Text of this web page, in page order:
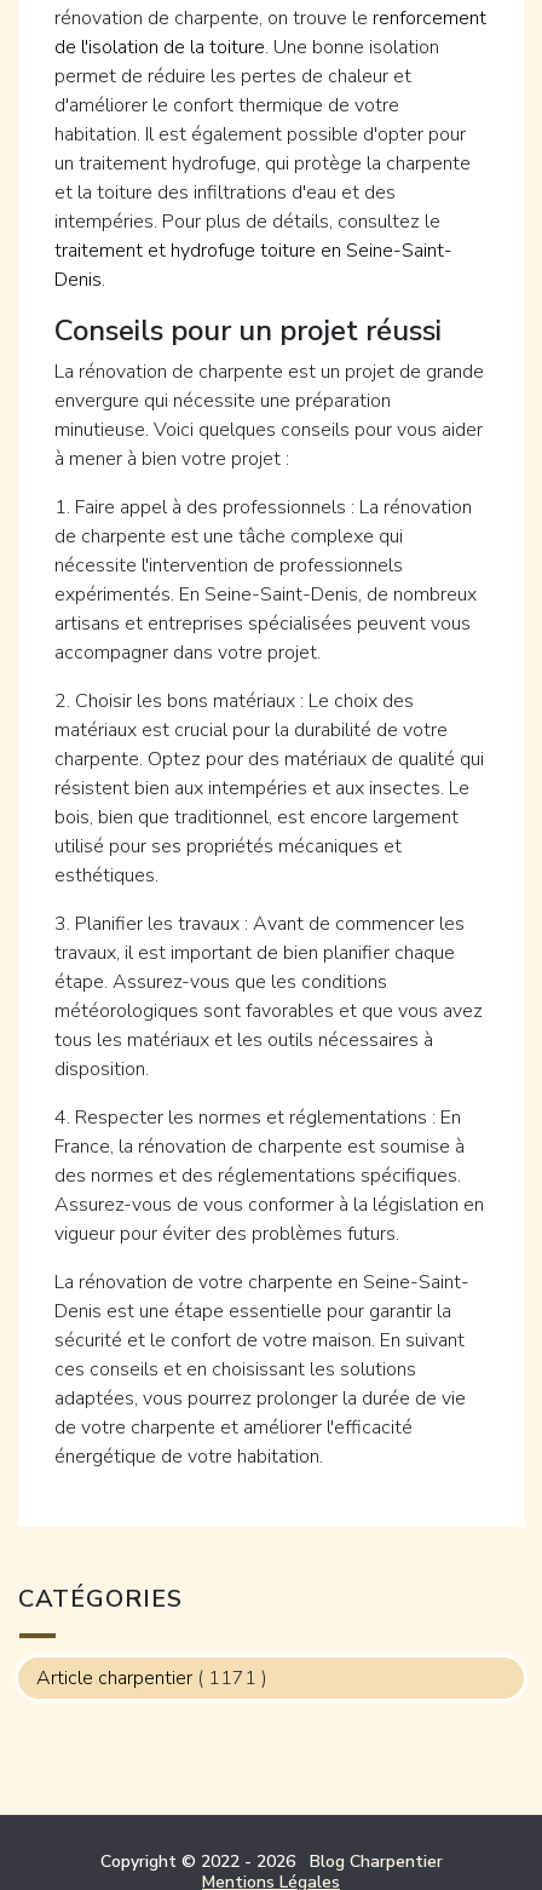
rénovation de charpente, on trouve le renforcement
de l'isolation de la toiture. Une bonne isolation
permet de réduire les pertes de chaleur et
d'améliorer le confort thermique de votre
habitation. Il est également possible d'opter pour
un traitement hydrofuge, qui protège la charpente
et la toiture des infiltrations d'eau et des
intempéries. Pour plus de détails, consultez le
traitement et hydrofuge toiture en Seine-Saint-
Denis.
Conseils pour un projet réussi
La rénovation de charpente est un projet de grande
envergure qui nécessite une préparation
minutieuse. Voici quelques conseils pour vous aider
à mener à bien votre projet :
1. Faire appel à des professionnels : La rénovation
de charpente est une tâche complexe qui
nécessite l'intervention de professionnels
expérimentés. En Seine-Saint-Denis, de nombreux
artisans et entreprises spécialisées peuvent vous
accompagner dans votre projet.
2. Choisir les bons matériaux : Le choix des
matériaux est crucial pour la durabilité de votre
charpente. Optez pour des matériaux de qualité qui
résistent bien aux intempéries et aux insectes. Le
bois, bien que traditionnel, est encore largement
utilisé pour ses propriétés mécaniques et
esthétiques.
3. Planifier les travaux : Avant de commencer les
travaux, il est important de bien planifier chaque
étape. Assurez-vous que les conditions
météorologiques sont favorables et que vous avez
tous les matériaux et les outils nécessaires à
disposition.
4. Respecter les normes et réglementations : En
France, la rénovation de charpente est soumise à
des normes et des réglementations spécifiques.
Assurez-vous de vous conformer à la législation en
vigueur pour éviter des problèmes futurs.
La rénovation de votre charpente en Seine-Saint-
Denis est une étape essentielle pour garantir la
sécurité et le confort de votre maison. En suivant
ces conseils et en choisissant les solutions
adaptées, vous pourrez prolonger la durée de vie
de votre charpente et améliorer l'efficacité
énergétique de votre habitation.
CATÉGORIES
Article charpentier ( 1171 )
Copyright © 2022 - 2026 Blog Charpentier
Mentions Légales